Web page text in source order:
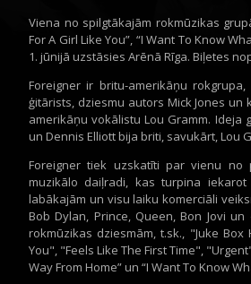
Viena no spilgtākajām rokmūzikas
For A Girl Like You”, “I Want To Know
1. jūnijā uzstāsies Arēnā Rīga. Biļetes
Foreigner ir britu-amerikāņu
ģitārists, dziesmu autors Mick Jones
amerikāņu vokālistu Lou Gramm. Ideja
un Dennis Elliott bija briti, savukārt, Lou
Foreigner tiek uzskatīti par vienu no
muzikālo daiļradi, kas turpina
labākajām un visu laiku komerciāli
Bob Dylan, Prince, Queen, Bon Jovi
rokmūzikas dziesmām, t.sk., "Juke
You", "Feels Like The First Time",
Way From Home” un “I Want To Know